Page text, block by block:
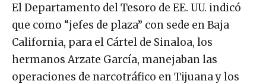
El Departamento del Tesoro de EE. UU. indicó
que como “jefes de plaza” con sede en Baja
California, para el Cártel de Sinaloa, los
hermanos Arzate García, manejaban las
operaciones de narcotráfico en Tijuana y los